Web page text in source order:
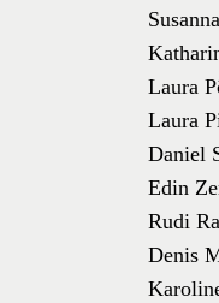
Laura
Laura
Daniel
Edin
Rudi
Denis